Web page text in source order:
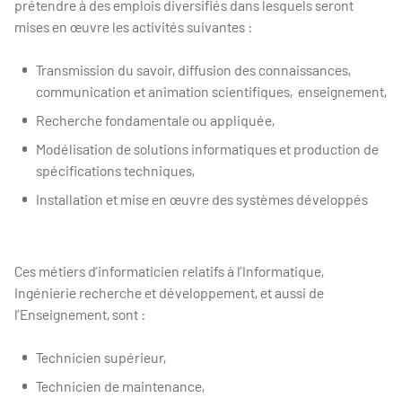
prétendre à des emplois diversifiés dans lesquels seront
mises en œuvre les activités suivantes :
Transmission du savoir, diffusion des connaissances,
communication et animation scientifiques, enseignement,
Recherche fondamentale ou appliquée,
Modélisation de solutions informatiques et production de
spécifications techniques,
Installation et mise en œuvre des systèmes développés
Ces métiers d’informaticien relatifs à l’Informatique,
Ingénierie recherche et développement, et aussi de
l’Enseignement, sont :
Technicien supérieur,
Technicien de maintenance,